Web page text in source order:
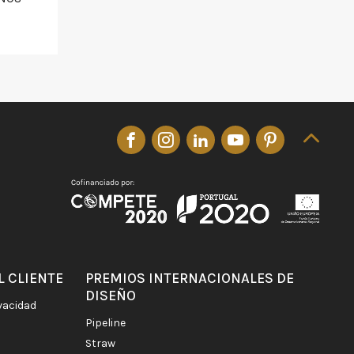
CLIENTE
PREMIOS INTERNACIONALES DE
DISEÑO
pipeline
straw